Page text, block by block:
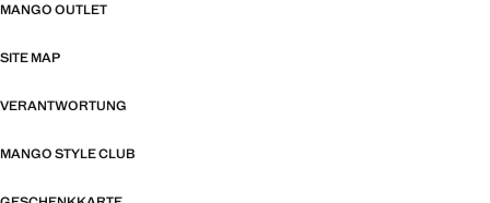
MANGO OUTLET
SITE MAP
VERANTWORTUNG
MANGO STYLE CLUB